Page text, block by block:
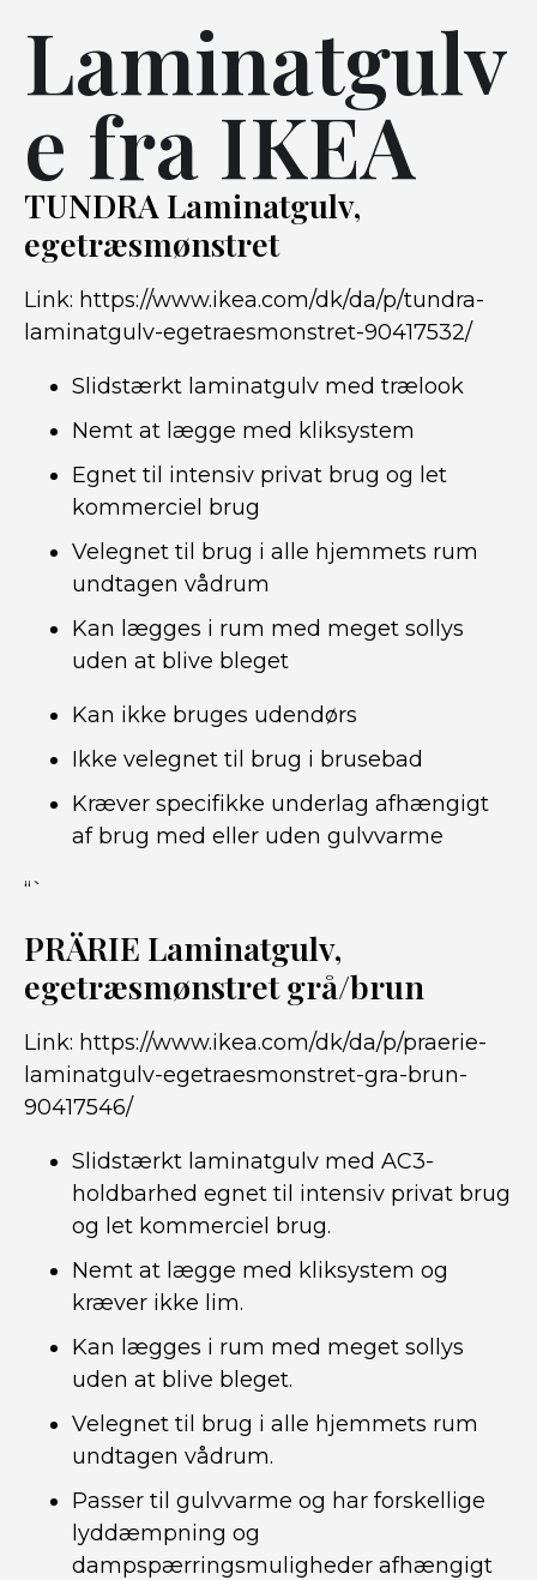
Laminatgulv
e fra IKEA
TUNDRA Laminatgulv,
egetræsmønstret
Link: https://www.ikea.com/dk/da/p/tundra-
laminatgulv-egetraesmonstret-90417532/
Slidstærkt laminatgulv med trælook
Nemt at lægge med kliksystem
Egnet til intensiv privat brug og let
kommerciel brug
Velegnet til brug i alle hjemmets rum
undtagen vådrum
Kan lægges i rum med meget sollys
uden at blive bleget
Kan ikke bruges udendørs
Ikke velegnet til brug i brusebad
Kræver specifikke underlag afhængigt
af brug med eller uden gulvvarme
“`
PRÄRIE Laminatgulv,
egetræsmønstret grå/brun
Link: https://www.ikea.com/dk/da/p/praerie-
laminatgulv-egetraesmonstret-gra-brun-
90417546/
Slidstærkt laminatgulv med AC3-
holdbarhed egnet til intensiv privat brug
og let kommerciel brug.
Nemt at lægge med kliksystem og
kræver ikke lim.
Kan lægges i rum med meget sollys
uden at blive bleget.
Velegnet til brug i alle hjemmets rum
undtagen vådrum.
Passer til gulvvarme og har forskellige
lyddæmpning og
dampspærringsmuligheder afhængigt